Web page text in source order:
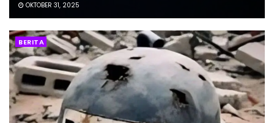
OKTOBER 31, 2025
BERITA